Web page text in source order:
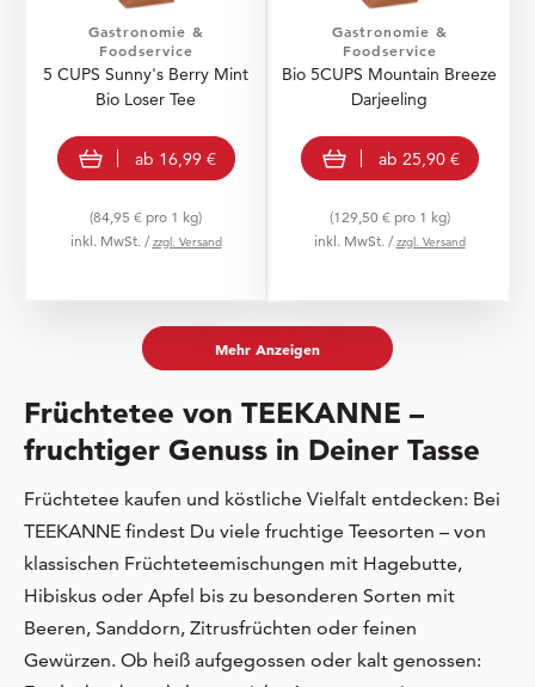
Gastronomie &
Foodservice
5 CUPS Sunny's Berry Mint
Bio Loser Tee
view product
ab 16,99 €
(84,95 € pro 1 kg)
inkl. MwSt. /zzgl. Versand
Gastronomie &
Foodservice
Bio 5CUPS Mountain Breeze
Darjeeling
view product
ab 25,90 €
(129,50 € pro 1 kg)
inkl. MwSt. /zzgl. Versand
Mehr Anzeigen
Früchtetee von TEEKANNE –
fruchtiger Genuss in Deiner Tasse
Früchtetee kaufen und köstliche Vielfalt entdecken: Bei
TEEKANNE findest Du viele fruchtige Teesorten – von
klassischen Früchteteemischungen mit Hagebutte,
Hibiskus oder Apfel bis zu besonderen Sorten mit
Beeren, Sanddorn, Zitrusfrüchten oder feinen
Gewürzen. Ob heiß aufgegossen oder kalt genossen: